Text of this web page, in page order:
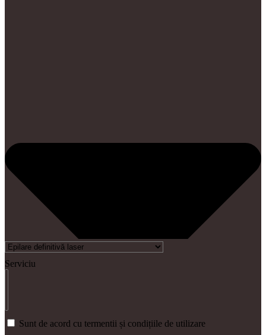
Serviciu
Sunt de acord cu termentii și condițiile de utilizare